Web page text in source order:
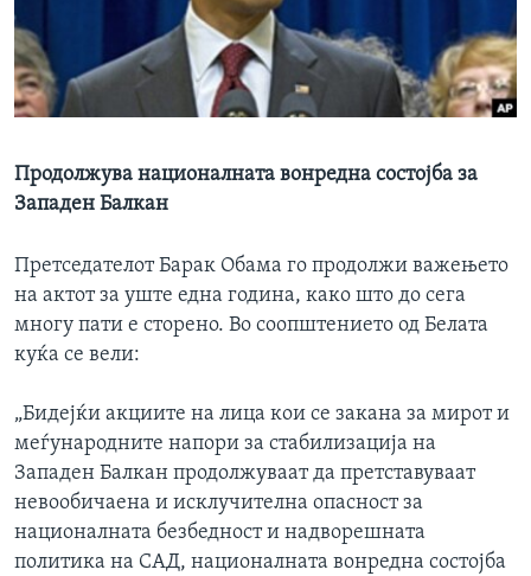
Јазици
Продолжува националната вонредна состојба за
Западен Балкан
Претседателот Барак Обама го продолжи важењето
на актот за уште една година, како што до сега
многу пати е сторено. Во соопштението од Белата
куќа се вели:
„Бидејќи акциите на лица кои се закана за мирот и
меѓународните напори за стабилизација на
Западен Балкан продолжуваат да претставуваат
невообичаена и исклучителна опасност за
националната безбедност и надворешната
политика на САД, националната вонредна состојба